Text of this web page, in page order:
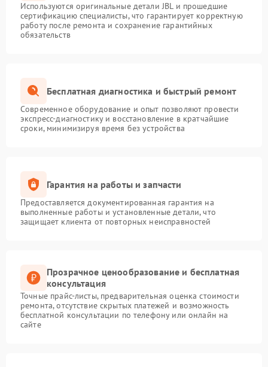
Используются оригинальные детали JBL и прошедшие
сертификацию специалисты, что гарантирует корректную
работу после ремонта и сохранение гарантийных
обязательств
Бесплатная диагностика и быстрый ремонт
Современное оборудование и опыт позволяют провести
экспресс-диагностику и восстановление в кратчайшие
сроки, минимизируя время без устройства
Гарантия на работы и запчасти
Предоставляется документированная гарантия на
выполненные работы и установленные детали, что
защищает клиента от повторных неисправностей
Прозрачное ценообразование и бесплатная
консультация
Точные прайс-листы, предварительная оценка стоимости
ремонта, отсутствие скрытых платежей и возможность
бесплатной консультации по телефону или онлайн на
сайте